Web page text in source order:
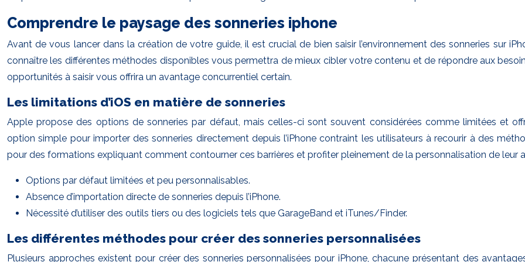
Comprendre le paysage des sonneries iphone
Avant de vous lancer dans la création de votre guide, il est crucial de bien saisir l’environnement des sonneries sur
connaître les différentes méthodes disponibles vous permettra de mieux cibler votre contenu et de répondre aux
opportunités à saisir vous offrira un avantage concurrentiel certain.
Les limitations d’iOS en matière de sonneries
Apple propose des options de sonneries par défaut, mais celles-ci sont souvent considérées comme limitées et
option simple pour importer des sonneries directement depuis l’iPhone contraint les utilisateurs à recourir à des
pour des formations expliquant comment contourner ces barrières et profiter pleinement de la personnalisation de leur
Options par défaut limitées et peu personnalisables.
Absence d’importation directe de sonneries depuis l’iPhone.
Nécessité d’utiliser des outils tiers ou des logiciels tels que GarageBand et iTunes/Finder.
Les différentes méthodes pour créer des sonneries personnalisées
Plusieurs approches existent pour créer des sonneries personnalisées pour iPhone, chacune présentant des